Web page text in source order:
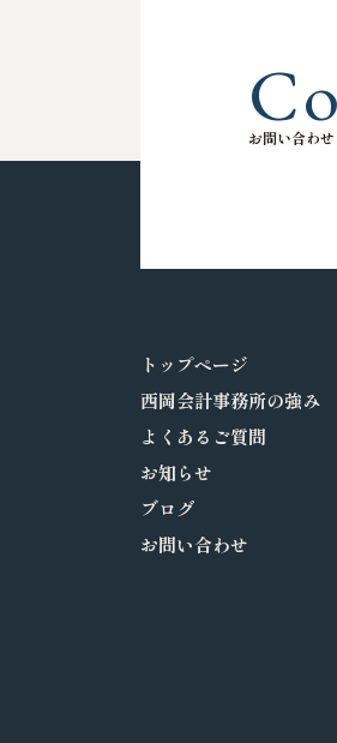
お問い合わせ
Co
トップページ
西岡会計事務所の強み
よくあるご質問
お知らせ
ブログ
お問い合わせ